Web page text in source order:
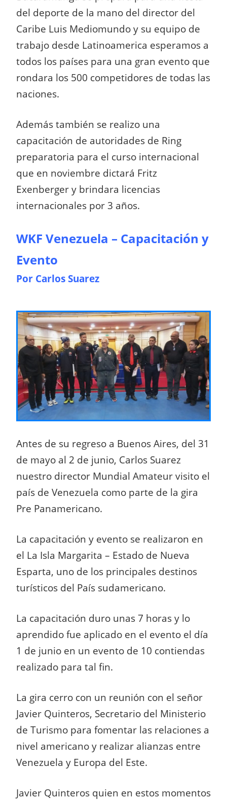
del deporte de la mano del director del
Caribe Luis Mediomundo y su equipo de
trabajo desde Latinoamerica esperamos a
todos los países para una gran evento que
rondara los 500 competidores de todas las
naciones.
Además también se realizo una
capacitación de autoridades de Ring
preparatoria para el curso internacional
que en noviembre dictará Fritz
Exenberger y brindara licencias
internacionales por 3 años.
WKF Venezuela – Capacitación y
Evento
Por Carlos Suarez
Antes de su regreso a Buenos Aires, del 31
de mayo al 2 de junio, Carlos Suarez
nuestro director Mundial Amateur visito el
país de Venezuela como parte de la gira
Pre Panamericano.
La capacitación y evento se realizaron en
el La Isla Margarita – Estado de Nueva
Esparta, uno de los principales destinos
turísticos del País sudamericano.
La capacitación duro unas 7 horas y lo
aprendido fue aplicado en el evento el día
1 de junio en un evento de 10 contiendas
realizado para tal fin.
La gira cerro con un reunión con el señor
Javier Quinteros, Secretario del Ministerio
de Turismo para fomentar las relaciones a
nivel americano y realizar alianzas entre
Venezuela y Europa del Este.
Javier Quinteros quien en estos momentos